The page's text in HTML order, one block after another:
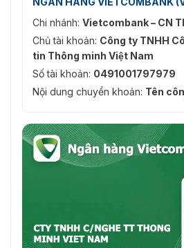
Chi nhánh: Vietcombank – CN
Chủ tài khoản: Công ty TNHH
tin Thông minh Việt Nam
Số tài khoản: 0491001797979
Nội dung chuyển khoản: Tên